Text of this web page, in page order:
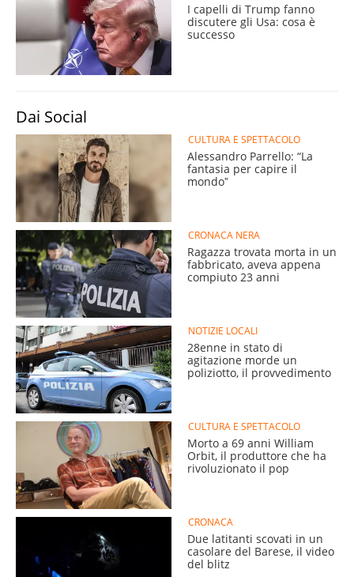
I capelli di Trump fanno
discutere gli Usa: cosa è
successo
Dai Social
CULTURA E SPETTACOLO
Alessandro Parrello: “La
fantasia per capire il
mondoˮ
CRONACA NERA
Ragazza trovata morta in un
fabbricato, aveva appena
compiuto 23 anni
NOTIZIE LOCALI
28enne in stato di
agitazione morde un
poliziotto, il provvedimento
CULTURA E SPETTACOLO
Morto a 69 anni William
Orbit, il produttore che ha
rivoluzionato il pop
CRONACA
Due latitanti scovati in un
casolare del Barese, il video
del blitz